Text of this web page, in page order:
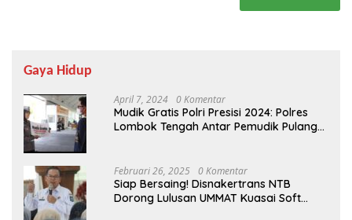
Gaya Hidup
April 7, 2024 0 Komentar
Mudik Gratis Polri Presisi 2024: Polres
Lombok Tengah Antar Pemudik Pulang
Februari 26, 2025 0 Komentar
Siap Bersaing! Disnakertrans NTB
Dorong Lulusan UMMAT Kuasai Soft